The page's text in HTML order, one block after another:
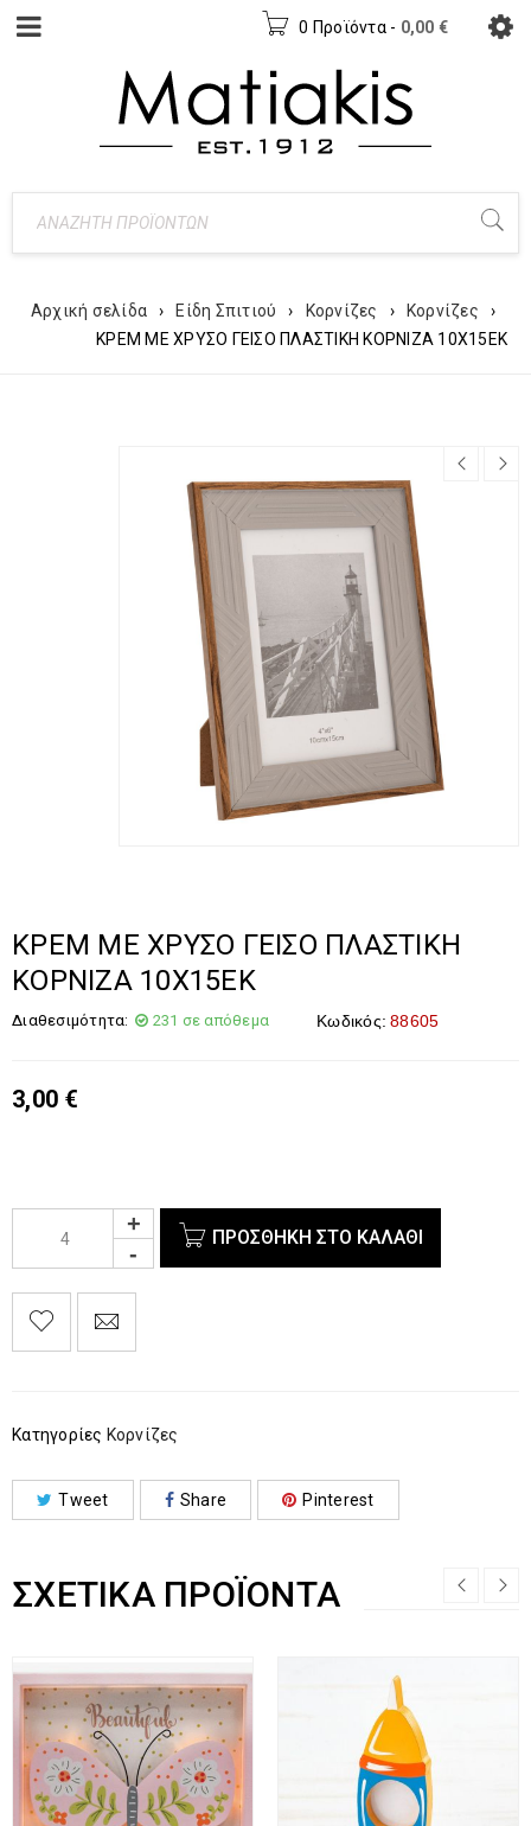
0 Προϊόντα - 0,00 €
Αρχική σελίδα › Είδη Σπιτιού › Κορνίζες › Κορνίζες
›
ΚΡΕΜ ΜΕ ΧΡΥΣΟ ΓΕΙΣΟ ΠΛΑΣΤΙΚΗ ΚΟΡΝΙΖΑ 10Χ15ΕΚ
ΚΡΕΜ ΜΕ ΧΡΥΣΟ ΓΕΙΣΟ ΠΛΑΣΤΙΚΗ
ΚΟΡΝΙΖΑ 10Χ15ΕΚ
Διαθεσιμότητα: 231 σε απόθεμα Κωδικός: 88605
3,00 €
ΠΡΟΣΘΉΚΗ ΣΤΟ ΚΑΛΆΘΙ
Κατηγορίες Κορνίζες
Tweet Share Pinterest
ΣΧΕΤΙΚΆ ΠΡΟΪΌΝΤΑ